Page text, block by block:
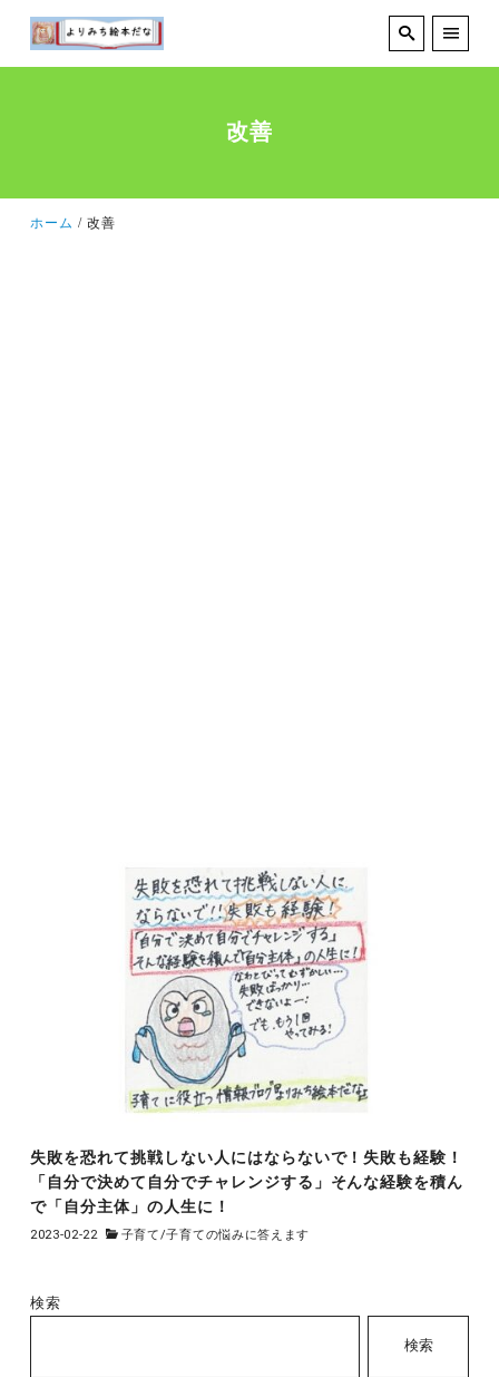
改善
ホーム 改善
失敗を恐れて挑戦しない人にはならないで！失敗も経験！
「自分で決めて自分でチャレンジする」そんな経験を積ん
で「自分主体」の人生に！
2023-02-22 子育て/子育ての悩みに答えます
検索
検索